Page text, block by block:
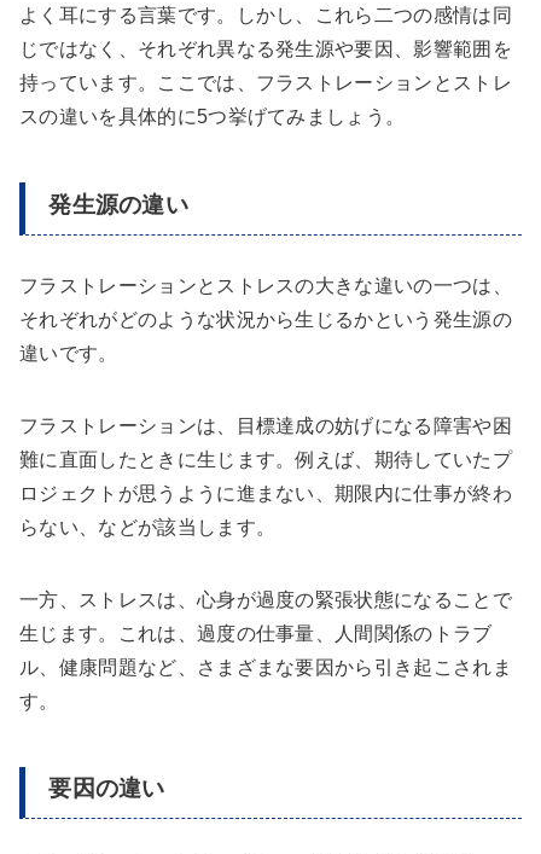
よく耳にする言葉です。しかし、これら二つの感情は同
じではなく、それぞれ異なる発生源や要因、影響範囲を
持っています。ここでは、フラストレーションとストレ
スの違いを具体的に5つ挙げてみましょう。
発生源の違い
フラストレーションとストレスの大きな違いの一つは、
それぞれがどのような状況から生じるかという発生源の
違いです。
フラストレーションは、目標達成の妨げになる障害や困
難に直面したときに生じます。例えば、期待していたプ
ロジェクトが思うように進まない、期限内に仕事が終わ
らない、などが該当します。
一方、ストレスは、心身が過度の緊張状態になることで
生じます。これは、過度の仕事量、人間関係のトラブ
ル、健康問題など、さまざまな要因から引き起こされま
す。
要因の違い